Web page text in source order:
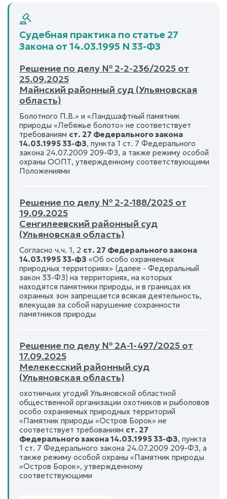
Судебная практика по статье 27
Закона от 14.03.1995 N 33-ФЗ
Решение по делу № 2-2-236/2025 от
25.09.2025
Майнский районный суд (Ульяновская
область)
Болотного П.В.» и «Ландшафтный памятник
природы «Лебяжье болото» не соответствует
требованиям ст. 27 Федерального закона
14.03.1995 33-ФЗ, пункта 1 ст. 7 Федерального
закона 24.07.2009 209-ФЗ, а также режиму особой
охраны ООПТ, утвержденному соответствующими
Положениями
Решение по делу № 2-2-188/2025 от
19.09.2025
Сенгилеевский районный суд
(Ульяновская область)
Согласно ч.ч. 1, 2 ст. 27 Федерального закона
14.03.1995 33-ФЗ «Об особо охраняемых
природных территориях» (далее - Федеральный
закон 33-ФЗ) на территориях, на которых
находятся памятники природы, и в границах их
охранных зон запрещается всякая деятельность,
влекущая за собой нарушение сохранности
памятников природы
Решение по делу № 2А-1-497/2025 от
17.09.2025
Мелекесский районный суд
(Ульяновская область)
охотничьих угодий Ульяновской областной
общественной организации охотников и рыболовов
особо охраняемых природных территорий
«Памятник природы «Остров Борок» не
соответствует требованиям ст. 27
Федерального закона 14.03.1995 33-ФЗ, пункта
1 ст. 7 Федерального закона 24.07.2009 209-ФЗ, а
также режиму особой охраны «Памятник природы
«Остров Борок», утвержденному
соответствующими